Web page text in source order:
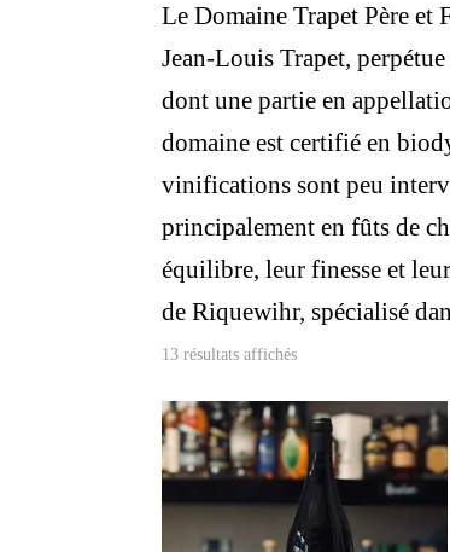
Le Domaine Trapet Père
Jean-Louis Trapet,
dont une partie en
domaine est certifié en
vinifications sont peu
principalement en fûts de
équilibre, leur finesse et
de Riquewihr, spécialisé
13 résultats affichés